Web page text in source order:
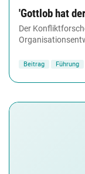
'Gottlob hat
Der
warum
Beitrag Führung